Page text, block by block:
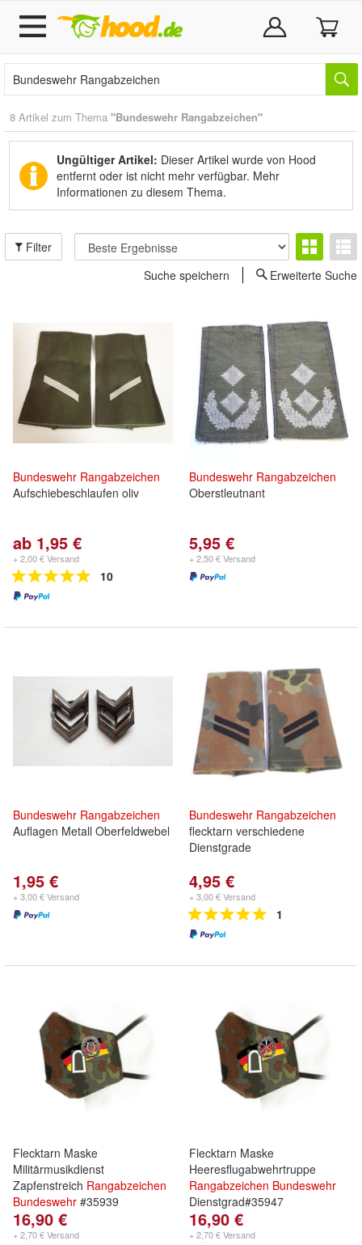
8 Artikel zum Thema "Bundeswehr Rangabzeichen"
Ungültiger Artikel: Dieser Artikel wurde von Hood
entfernt oder ist nicht mehr verfügbar. Mehr
Informationen zu diesem Thema.
Filter
Suche speichern
Erweiterte Suche
Bundeswehr Rangabzeichen
Aufschiebeschlaufen oliv
ab 1,95 €
+ 2,00 € Versand
10
Bundeswehr Rangabzeichen
Oberstleutnant
5,95 €
+ 2,50 € Versand
Bundeswehr Rangabzeichen
Auflagen Metall Oberfeldwebel
1,95 €
+ 3,00 € Versand
Bundeswehr Rangabzeichen
flecktarn verschiedene
Dienstgrade
4,95 €
+ 3,00 € Versand
1
Flecktarn Maske
Militärmusikdienst
Zapfenstreich Rangabzeichen
Bundeswehr #35939
16,90 €
+ 2,70 € Versand
Flecktarn Maske
Heeresflugabwehrtruppe
Rangabzeichen Bundeswehr
Dienstgrad#35947
16,90 €
+ 2,70 € Versand